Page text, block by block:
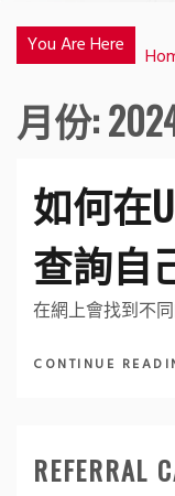
You Are Here
月份:
如何在
查詢自
在網上會找到不
CONTINUE
REFERRAL